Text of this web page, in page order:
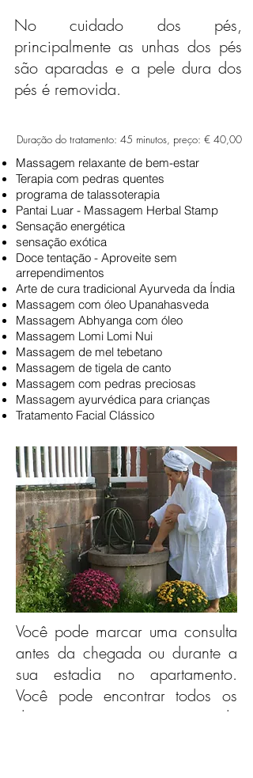
No cuidado dos pés,
principalmente as unhas dos pés
são aparadas e a pele dura dos
pés é removida.
Duração do tratamento: 45 minutos, preço: € 40,00
Massagem relaxante de bem-estar
Terapia com pedras quentes
programa de talassoterapia
Pantai Luar - Massagem Herbal Stamp
Sensação energética
sensação exótica
Doce tentação - Aproveite sem
arrependimentos
Arte de cura tradicional Ayurveda da Índia
Massagem com óleo Upanahasveda
Massagem Abhyanga com óleo
Massagem Lomi Lomi Nui
Massagem de mel tebetano
Massagem de tigela de canto
Massagem com pedras preciosas
Massagem ayurvédica para crianças
Tratamento Facial Clássico
Você pode marcar uma consulta
antes da chegada ou durante a
sua estadia no apartamento.
Você pode encontrar todos os
documentos em nossa pasta de